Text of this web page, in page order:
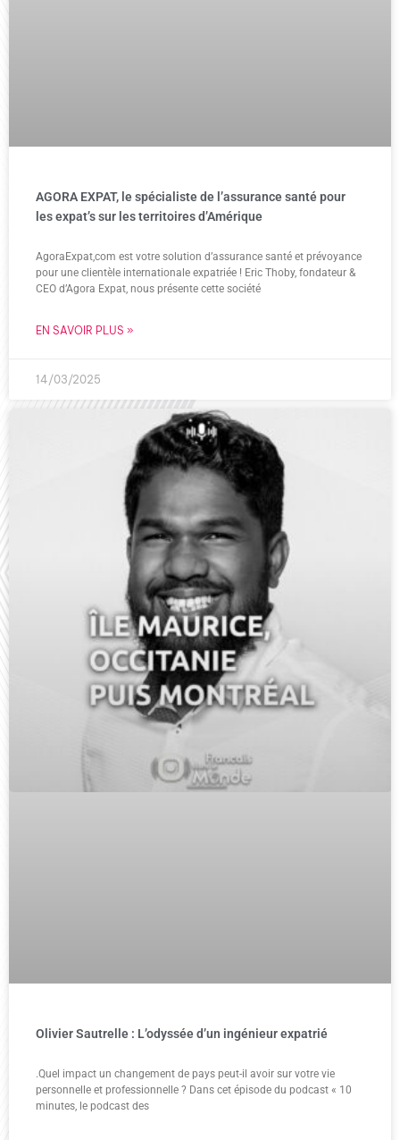
AGORA EXPAT, le spécialiste de l’assurance santé pour
les expat’s sur les territoires d’Amérique
AgoraExpat,com est votre solution d’assurance santé et prévoyance
pour une clientèle internationale expatriée ! Eric Thoby, fondateur &
CEO d’Agora Expat, nous présente cette société
EN SAVOIR PLUS »
14/03/2025
Olivier Sautrelle : L’odyssée d’un ingénieur expatrié
.Quel impact un changement de pays peut-il avoir sur votre vie
personnelle et professionnelle ? Dans cet épisode du podcast « 10
minutes, le podcast des